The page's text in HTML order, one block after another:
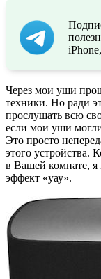
Через мои уши
техники. Но ради
прослушать всю
если мои уши
Это просто
этого устройства.
в Вашей комнате, я
эффект «уау».